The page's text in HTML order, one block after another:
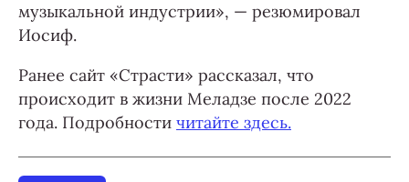
музыкальной индустрии», — резюмировал
Иосиф.
Ранее сайт «Страсти» рассказал, что
происходит в жизни Меладзе после 2022
года. Подробности читайте здесь.